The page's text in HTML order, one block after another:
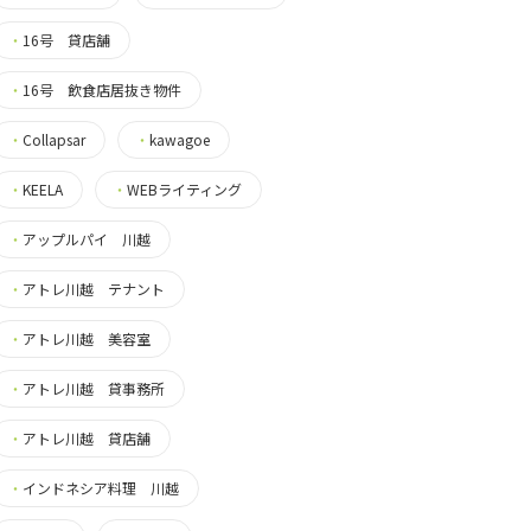
・ 16号 貸店舗
・ 16号 飲食店居抜き物件
・ Collapsar ・ kawagoe
・ KEELA ・ WEBライティング
・ アップルパイ 川越
・ アトレ川越 テナント
・ アトレ川越 美容室
・ アトレ川越 貸事務所
・ アトレ川越 貸店舗
・ インドネシア料理 川越